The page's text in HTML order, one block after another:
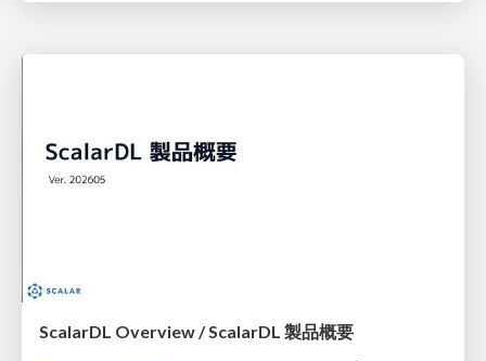
ScalarDL Overview / ScalarDL 製品概要